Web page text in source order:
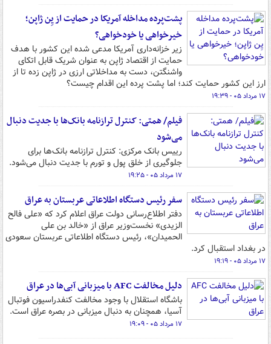
پشت‌پرده مداخله آمریکا در حمایت از یِن ژاپن؛
خیرخواهی یا خودخواهی؟
زیر خزانه‌داری آمریکا مدعی شده این کشور با هدف
حمایت از اقتصاد ژاپن به عنوان شریک قابل اتکای
واشنگتن، دست به مداخلاتی ارزی در ژاپن زده تا از
ارز این کشور حمایت کند؛ اما پشت پرده این اقدام چیست؟
۱۷ مرداد ۰۵ - ۱۹:۳۹
فیلم/ همتی: کنترل ترازنامه بانک‌ها با جدیت دنبال
می‌شود
رییس بانک‌ مرکزی: کنترل ترازنامه بانک‌ها برای
جلوگیری از خلق پول و تورم با جدیت دنبال می‌شود.
۱۷ مرداد ۰۵ - ۱۹:۲۵
سفر رئیس دستگاه اطلاعاتی عربستان به عراق
دفتر اطلاع‌رسانی دولت عراق اعلام کرد که «علی فالح
الزیدی» نخست‌وزیر عراق از «خالد بن علی
الحمیدان»، رئیس دستگاه اطلاعاتی عربستان سعودی
در بغداد استقبال کرد.
۱۷ مرداد ۰۵ - ۱۹:۱۹
دلیل مخالفت AFC با میزبانی آبی‌ها در عراق
باشگاه استقلال با وجود مخالفت کنفدراسیون فوتبال
آسیا، همچنان به دنبال میزبانی در بصره عراق است.
۱۷ مرداد ۰۵ - ۱۹:۰۹